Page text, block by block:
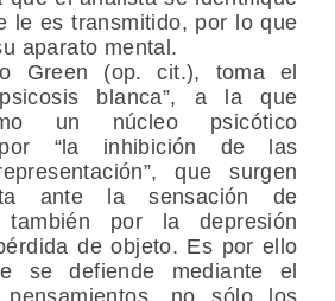
le es transmitido, por lo que
aparato mental.
Green (op. cit.), toma el
blanca”, a la que
un núcleo psicótico
por “la inhibición de las
que surgen
ante la sensación de
también por la depresión
de objeto. Es por ello
se defiende mediante el
no sólo los